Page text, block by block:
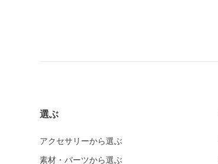
選ぶ
アクセサリーから選ぶ
素材・パーツから選ぶ